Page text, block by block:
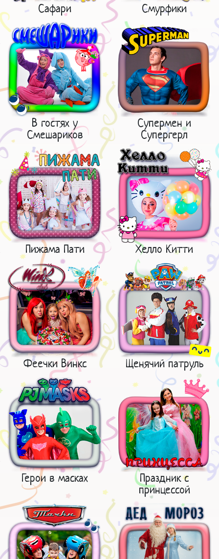
Сафари Смурфики
В гостях у
Смешариков
Супермен и
Супергерл
Пижама Пати Хелло Китти
Феечки Винкс Щенячий патруль
Герои в масках
Праздник с
принцессой